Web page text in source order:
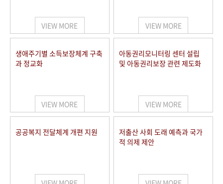
VIEW MORE VIEW MORE
생애주기별 소득보장체계 구축
과 정교화
VIEW MORE
아동권리모니터링 센터 설립
및 아동권리보장 관련 제도화
VIEW MORE
공공복지 전달체계 개편 지원
저출산 사회 도래 예측과 국가
적 의제 제안